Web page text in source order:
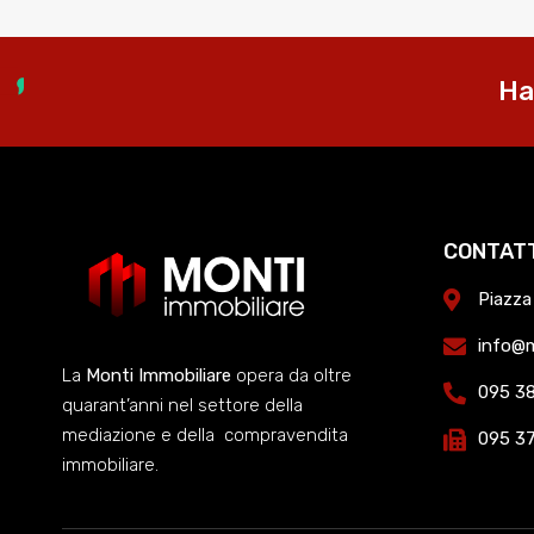
La Monti Immobiliare opera da oltre
quarant’anni nel settore della
mediazione e della compravendita
immobiliare.
095
095